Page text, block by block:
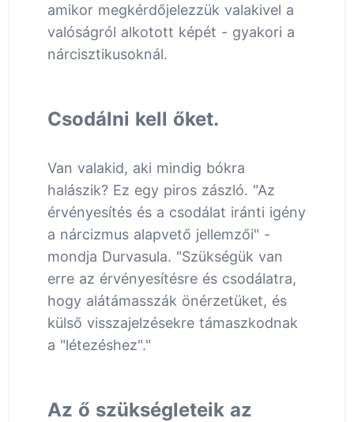
amikor megkérdőjelezzük valakivel a
valóságról alkotott képét - gyakori a
nárcisztikusoknál.
Csodálni kell őket.
Van valakid, aki mindig bókra
halászik? Ez egy piros zászló. "Az
érvényesítés és a csodálat iránti igény
a nárcizmus alapvető jellemzői" -
mondja Durvasula. "Szükségük van
erre az érvényesítésre és csodálatra,
hogy alátámasszák önérzetüket, és
külső visszajelzésekre támaszkodnak
a "létezéshez"."
Az ő szükségleteik az